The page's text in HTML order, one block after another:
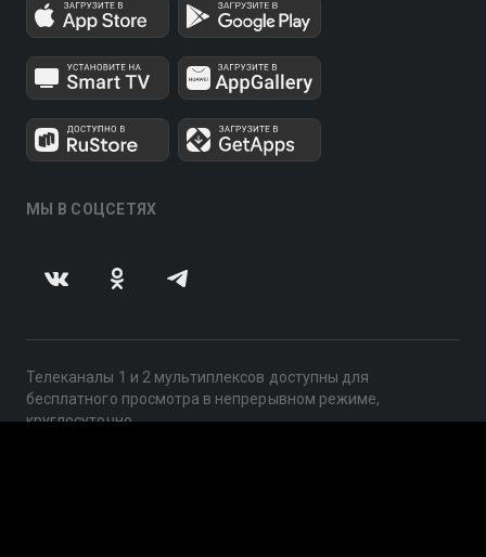
МЫ В СОЦСЕТЯХ
Телеканалы 1 и 2 мультиплексов доступны для
бесплатного просмотра в непрерывном режиме,
круглосуточно.